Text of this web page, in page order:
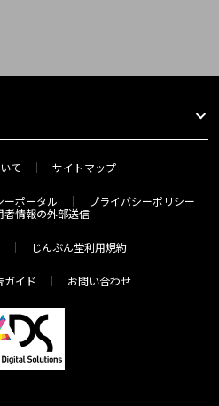
て サイトマップ
ーポータル
プライバシーポリシー
者情報の外部送信
じんぶん堂利用規約
ガイド お問い合わせ